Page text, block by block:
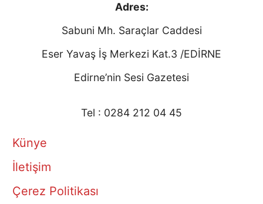
Adres:
Sabuni Mh. Saraçlar Caddesi
Eser Yavaş İş Merkezi Kat.3 /EDİRNE
Edirne’nin Sesi Gazetesi
Tel : 0284 212 04 45
Künye
İletişim
Çerez Politikası